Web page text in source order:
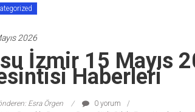
2026
İzmir 15 Mayıs
Haberleri
Esra Örgen
0 yorum